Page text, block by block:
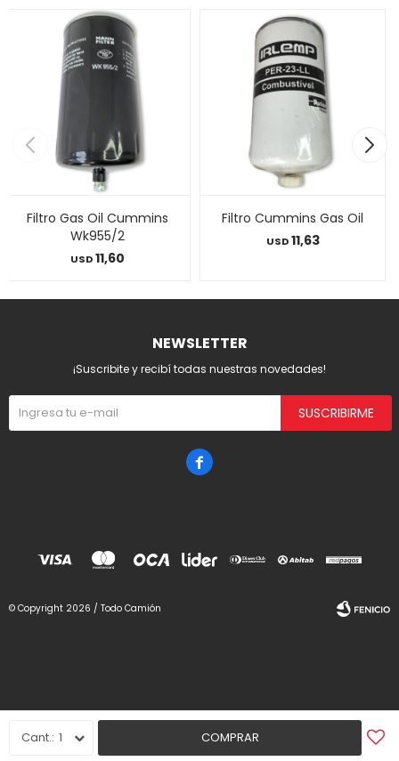
1 COMPRAR
Filtro Gas Oil Cummins
Wk955/2
USD11,60
Filtro Cummins Gas Oil
USD11,63
NEWSLETTER
¡Suscribite y recibí todas nuestras novedades!
SUSCRIBIRME

© Copyright 2026 / Todo Camión
Fenicio